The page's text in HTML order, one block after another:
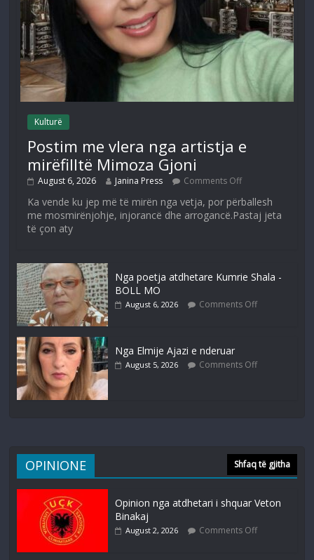
Kulturë
Postim me vlera nga artistja e
mirëfilltë Mimoza Gjoni
August 6, 2026 Janina Press Comments Off
Ka vende ku jep më të mirën nga vetja, por përballesh
me mosmirënjohje, injorancë dhe arrogancë.Pastaj jeta
të çon aty
Nga poetja atdhetare Kumrie Shala -
BOLL MO
August 6, 2026 Comments Off
Nga Elmije Ajazi e nderuar
August 5, 2026 Comments Off
OPINIONE Shfaq të gjitha
Opinion nga atdhetari i shquar Veton
Binakaj
August 2, 2026 Comments Off